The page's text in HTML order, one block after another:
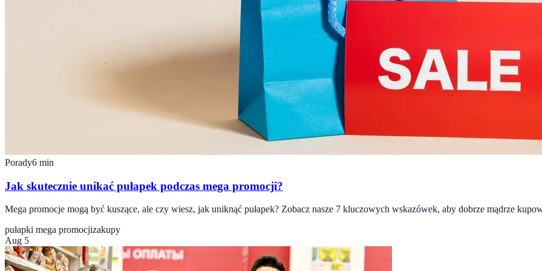
Porady6 min
Jak skutecznie unikać pułapek podczas mega promocji?
Mega promocje mogą być kuszące, ale czy wiesz, jak uniknąć pułapek? Zobacz nasze 7 kluczowych wskazówek, aby dobrze mądrze
pułapki mega promocjizakupy
Aug 5